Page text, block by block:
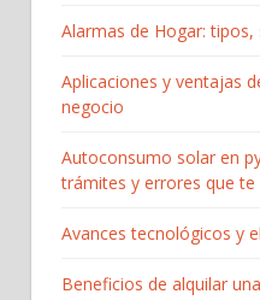
Alarmas de Hogar:
Aplicaciones y ventajas
negocio
Autoconsumo solar en
trámites y errores que
Avances tecnológicos y
Beneficios de alquilar